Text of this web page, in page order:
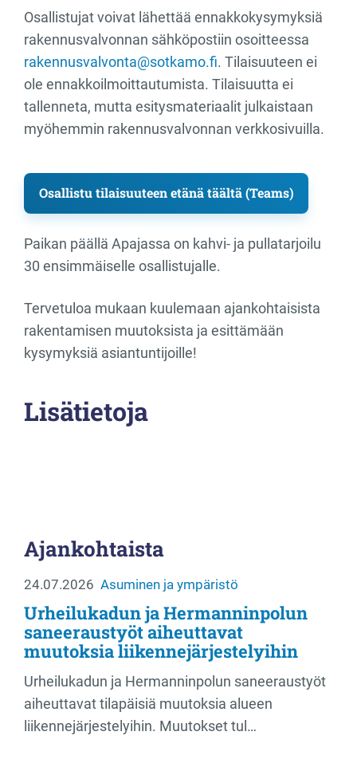
Osallistujat voivat lähettää ennakkokysymyksiä
rakennusvalvonnan sähköpostiin osoitteessa
rakennusvalvonta@sotkamo.fi. Tilaisuuteen ei
ole ennakkoilmoittautumista. Tilaisuutta ei
tallenneta, mutta esitysmateriaalit julkaistaan
myöhemmin rakennusvalvonnan verkkosivuilla.
Osallistu tilaisuuteen etänä täältä (Teams)
Paikan päällä Apajassa on kahvi- ja pullatarjoilu
30 ensimmäiselle osallistujalle.
Tervetuloa mukaan kuulemaan ajankohtaisista
rakentamisen muutoksista ja esittämään
kysymyksiä asiantuntijoille!
Lisätietoja
Ajankohtaista
24.07.2026 Asuminen ja ympäristö
Urheilukadun ja Hermanninpolun
saneeraustyöt aiheuttavat
muutoksia liikennejärjestelyihin
Urheilukadun ja Hermanninpolun saneeraustyöt
aiheuttavat tilapäisiä muutoksia alueen
liikennejärjestelyihin. Muutokset tul…